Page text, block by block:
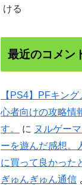
ける
最近のコメン
【PS4】PFキン
心者向けの攻略情
す。
に ヌルゲー
ーを遊んだ感想。
に買って良かった
ぎゅんぎゅん通信